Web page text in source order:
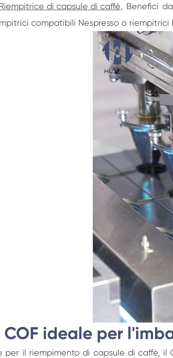
di capsule di caffè, Benefici
compatibili Nespresso o riempitrici
COF ideale per
per il riempimento di capsule di caffè,